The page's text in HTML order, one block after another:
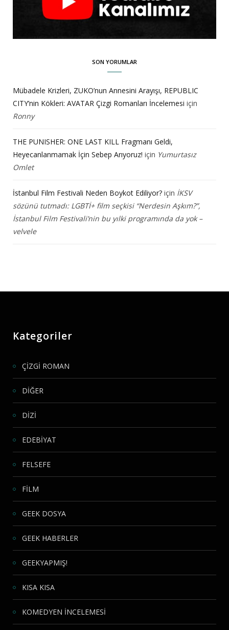
SON YORUMLAR
Mübadele Krizleri, ZUKO’nun Annesini Arayışı, REPUBLIC
CITY’nin Kökleri: AVATAR Çizgi Romanları İncelemesi için
Ronny
THE PUNISHER: ONE LAST KILL Fragmanı Geldi,
Heyecanlanmamak İçin Sebep Arıyoruz! için Yumurtasız
Omlet
İstanbul Film Festivali Neden Boykot Ediliyor? için İKSV
sözünü tutmadı: LGBTİ+ film seçkisi “Nerdesin Aşkım?”,
İstanbul Film Festivali’nin bu yılki programında da yok –
velvele
Kategoriler
ÇİZGİ ROMAN
DİĞER
DİZİ
EDEBİYAT
FELSEFE
FİLM
GEEK DOSYA
GEEK HABERLER
GEEKYAPMIŞ!
KISA KISA
KOMEDYEN İNCELEMESİ